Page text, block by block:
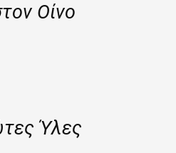
Οίνο
Ύλες